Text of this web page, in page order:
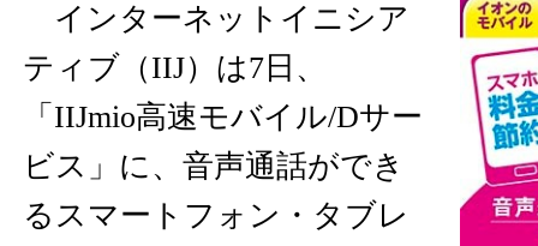
インターネットイニシア
ティブ（IIJ）は7日、
「IIJmio高速モバイル/Dサー
ビス」に、音声通話ができ
るスマートフォン・タブレ